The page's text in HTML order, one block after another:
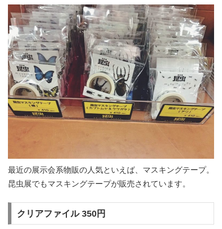
最近の展示会系物販の人気といえば、マスキングテープ。
昆虫展でもマスキングテープが販売されています。
クリアファイル 350円